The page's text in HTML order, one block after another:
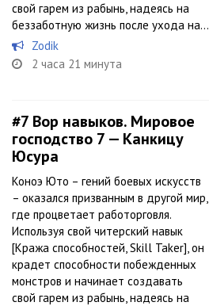
свой гарем из рабынь, надеясь на
беззаботную жизнь после ухода на...
Zodik
2 часа 21 минута
#7 Вор навыков. Мировое
господство 7 — Канкицу
Юсура
Коноэ Юто – гений боевых искусств
– оказался призванным в другой мир,
где процветает работорговля.
Используя свой читерский навык
[Кража способностей, Skill Taker], он
крадет способности побежденных
монстров и начинает создавать
свой гарем из рабынь, надеясь на